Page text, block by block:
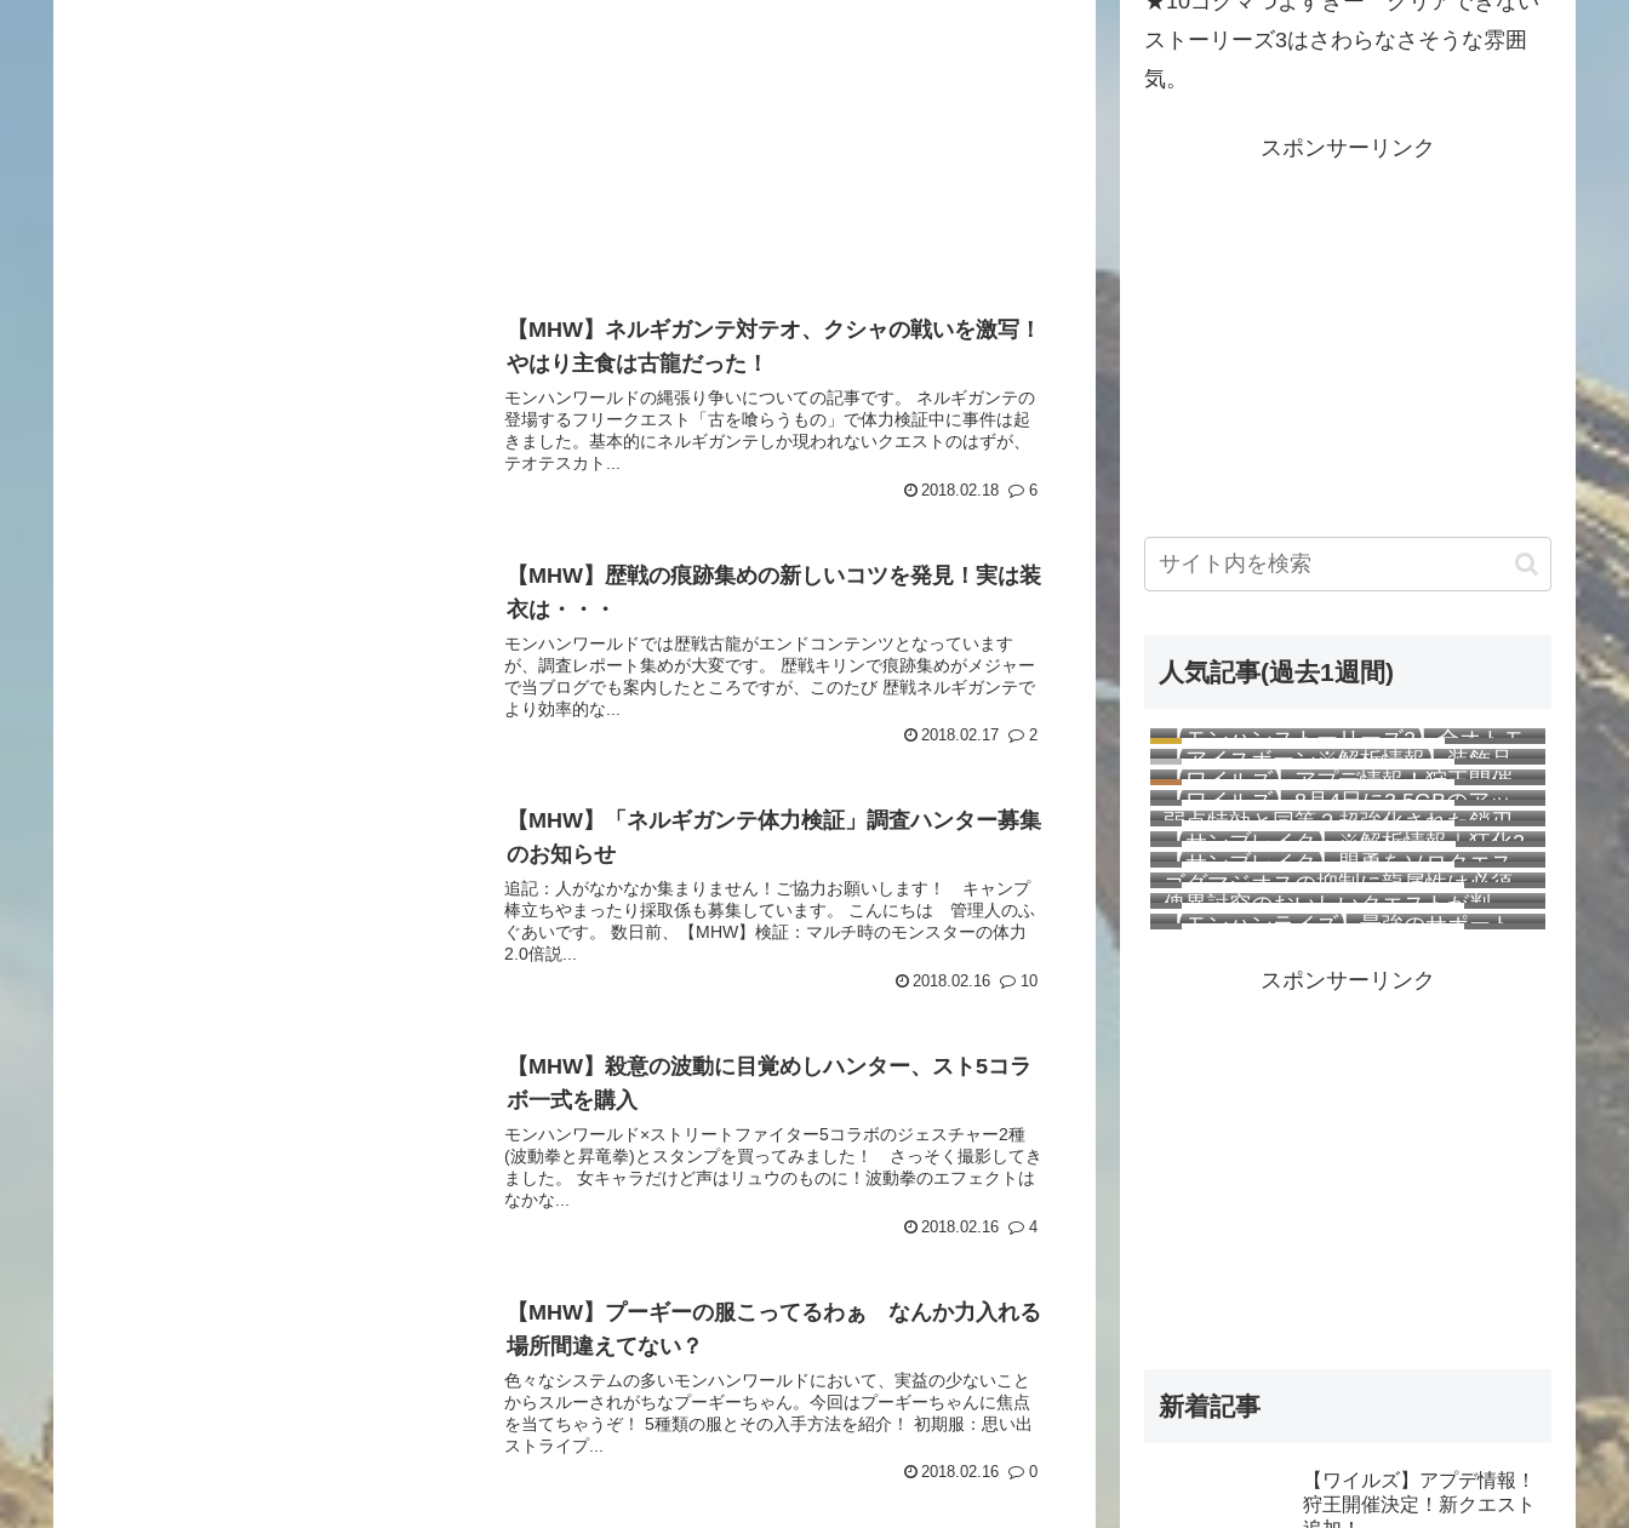
【MHW】ネルギガンテ対テオ、クシャの戦いを激写！
やはり主食は古龍だった！
モンハンワールドの縄張り争いについての記事です。 ネルギガンテの
登場するフリークエスト「古を喰らうもの」で体力検証中に事件は起
きました。基本的にネルギガンテしか現われないクエストのはずが、
テオテスカト...
2018.02.18 6
【MHW】歴戦の痕跡集めの新しいコツを発見！実は装
衣は・・・
モンハンワールドでは歴戦古龍がエンドコンテンツとなっています
が、調査レポート集めが大変です。 歴戦キリンで痕跡集めがメジャー
で当ブログでも案内したところですが、このたび 歴戦ネルギガンテで
より効率的な...
2018.02.17 2
【MHW】「ネルギガンテ体力検証」調査ハンター募集
のお知らせ
追記：人がなかなか集まりません！ご協力お願いします！ キャンプ
棒立ちやまったり採取係も募集しています。 こんにちは 管理人のふ
ぐあいです。 数日前、【MHW】検証：マルチ時のモンスターの体力
2.0倍説...
2018.02.16 10
【MHW】殺意の波動に目覚めしハンター、スト5コラ
ボ一式を購入
モンハンワールド×ストリートファイター5コラボのジェスチャー2種
(波動拳と昇竜拳)とスタンプを買ってみました！ さっそく撮影してき
ました。 女キャラだけど声はリュウのものに！波動拳のエフェクトは
なかな...
2018.02.16 4
【MHW】プーギーの服こってるわぁ なんか力入れる
場所間違えてない？
色々なシステムの多いモンハンワールドにおいて、実益の少ないこと
からスルーされがちなプーギーちゃん。今回はプーギーちゃんに焦点
を当てちゃうぞ！ 5種類の服とその入手方法を紹介！ 初期服：思い出
ストライプ...
2018.02.16 0
ストーリーズ3はさわらなさそうな雰囲
気。
スポンサーリンク
人気記事(過去1週間)
【モンハンストーリーズ2】全オトモ
ンの卵の見た目一覧表（早見表）
1025 views
【アイスボーン※解析情報】装飾品
の出現率が完全に判明！一覧を掲
載！
261 views
【ワイルズ】アプデ情報！狩王開催
決定！新クエスト追加！
177 views
【ワイルズ】8月4日に3.5GBのアッ
プデート配信予定！オフラインでの
イベクエ常設化など
173 views
弱点特効と同等？超強化された鎖刃
刺撃を検証してみた【ワイルズ】
157 views
【サンブレイク】※解析情報｜狂化2
を含む神護石は約0.000000545%？傀
異錬金術【覇気】【円環】の法則が
判明しました
112 views
【サンブレイク】盟勇をソロクエス
トに同行させてもモンスターの体力
は増加しない模様
107 views
ゴグマジオスの抑制に龍属性は必須
ではなかったらしい【ワイルズ】
93 views
傀異討究のおいしいクエストが判
明！制限時間が短いほどモンスター
減！その他お得な情報も
66 views
【モンハンライズ】最強のサポート
頻度も調べてみた！
スポンサーリンク
新着記事
【ワイルズ】アプデ情報！
狩王開催決定！新クエスト